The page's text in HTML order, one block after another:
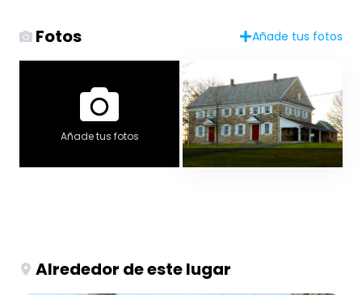
Fotos Añade tus fotos
Añade tus fotos
Alrededor de este lugar